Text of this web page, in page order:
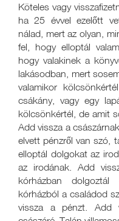
Köteles vagy
ha 25 évvel ezelőtt
nálad, mert az olyan,
fel, hogy elloptál
hogy valakinek a
lakásodban, mert
valamikor
csákány, vagy egy
kölcsönkértél, de amit
Add vissza a
elvett pénzről van szó,
elloptál dolgokat az
az irodának. Add
kórházban
kórházból a családod
vissza a pénzt. Add